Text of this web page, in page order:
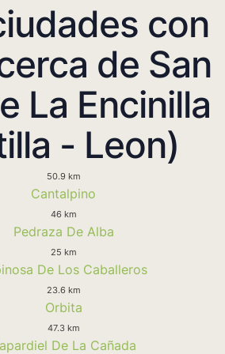
con
de San
La Encinilla
- Leon)
50.9 km
Cantalpino
46 km
Pedraza De Alba
25 km
De Los Caballeros
23.6 km
Orbita
47.3 km
De La Cañada